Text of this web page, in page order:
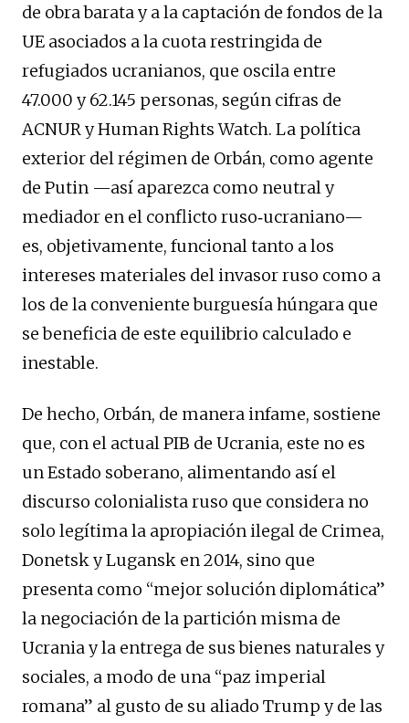
de obra barata y a la captación de fondos de la
UE asociados a la cuota restringida de
refugiados ucranianos, que oscila entre
47.000 y 62.145 personas, según cifras de
ACNUR y Human Rights Watch. La política
exterior del régimen de Orbán, como agente
de Putin —así aparezca como neutral y
mediador en el conflicto ruso‑ucraniano—
es, objetivamente, funcional tanto a los
intereses materiales del invasor ruso como a
los de la conveniente burguesía húngara que
se beneficia de este equilibrio calculado e
inestable.
De hecho, Orbán, de manera infame, sostiene
que, con el actual PIB de Ucrania, este no es
un Estado soberano, alimentando así el
discurso colonialista ruso que considera no
solo legítima la apropiación ilegal de Crimea,
Donetsk y Lugansk en 2014, sino que
presenta como “mejor solución diplomática”
la negociación de la partición misma de
Ucrania y la entrega de sus bienes naturales y
sociales, a modo de una “paz imperial
romana” al gusto de su aliado Trump y de las